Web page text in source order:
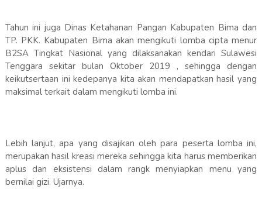
Tahun ini juga Dinas Ketahanan Pangan Kabupaten Bima dan
TP. PKK. Kabupaten Bima akan mengikuti lomba cipta menur
B2SA Tingkat Nasional yang dilaksanakan kendari Sulawesi
Tenggara sekitar bulan Oktober 2019 , sehingga dengan
keikutsertaan ini kedepanya kita akan mendapatkan hasil yang
maksimal terkait dalam mengikuti lomba ini.
Lebih lanjut, apa yang disajikan oleh para peserta lomba ini,
merupakan hasil kreasi mereka sehingga kita harus memberikan
aplus dan eksistensi dalam rangk menyiapkan menu yang
bernilai gizi. Ujarnya.